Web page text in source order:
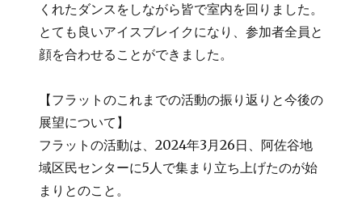
くれたダンスをしながら皆で室内を回りました。
とても良いアイスブレイクになり、参加者全員と
顔を合わせることができました。
【フラットのこれまでの活動の振り返りと今後の
展望について】
フラットの活動は、2024年3月26日、阿佐谷地
域区民センターに5人で集まり立ち上げたのが始
まりとのこと。